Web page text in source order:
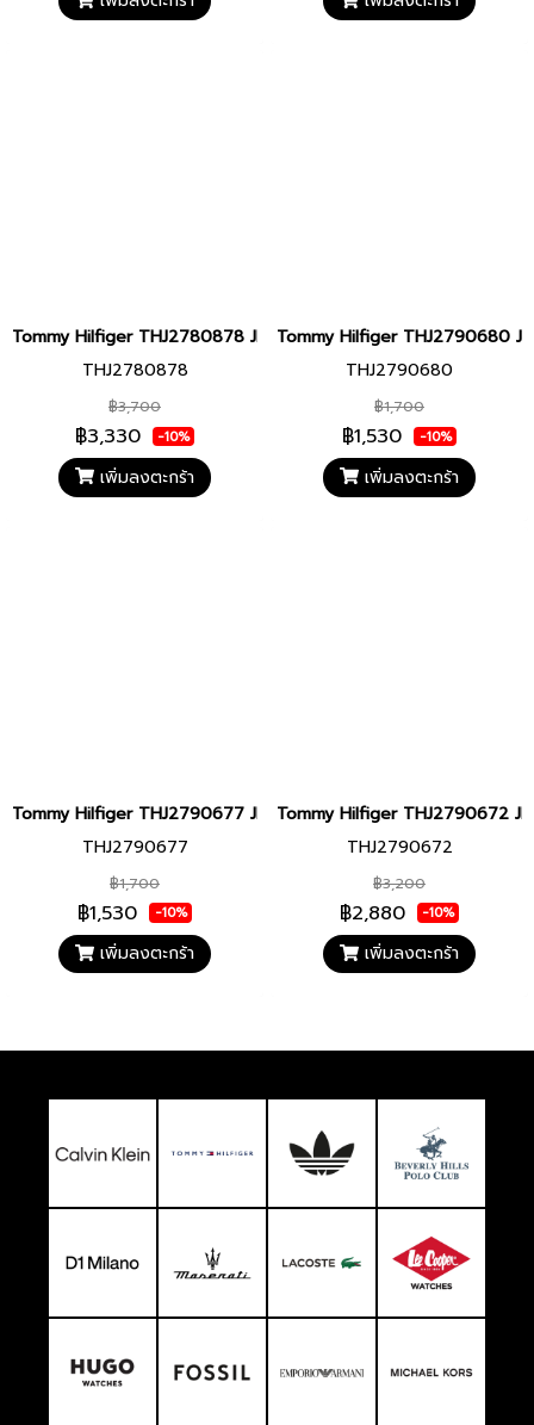
Tommy Hilfiger THJ2780878 JEWELRY สร้อยคอ
THJ2780878
฿3,700
฿3,330 -10%
เพิ่มลงตะกร้า
Tommy Hilfiger THJ2790680
THJ2790680
฿1,700
฿1,530 -10%
เพิ่มลงตะกร้า
Tommy Hilfiger THJ2790677 JEWELRY สร้อยข้อมือ
THJ2790677
฿1,700
฿1,530 -10%
เพิ่มลงตะกร้า
Tommy Hilfiger THJ2790672
THJ2790672
฿3,200
฿2,880 -10%
เพิ่มลงตะกร้า